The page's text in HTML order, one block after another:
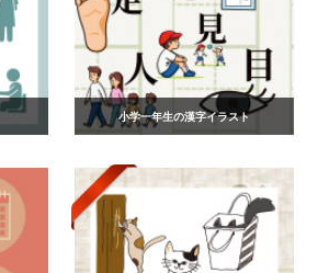
小学一年生の漢字イラスト